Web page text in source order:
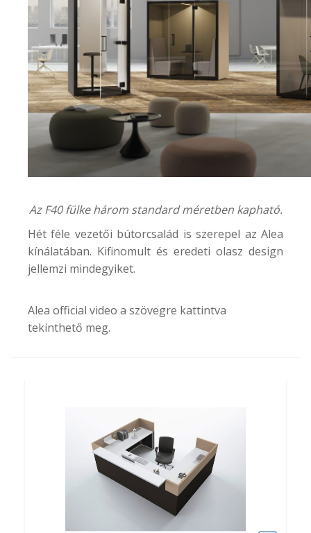
Az F40 fülke három standard méretben kapható.
Hét féle vezetői bútorcsalád is szerepel az Alea
kínálatában. Kifinomult és eredeti olasz design
jellemzi mindegyiket.
Alea official video a szövegre kattintva
tekinthető meg.